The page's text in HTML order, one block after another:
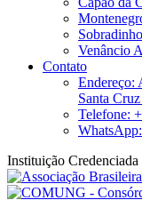
Sobradinho
Venâncio
Contato
Endereço:
Santa
Telefone:
Instituição Credenciada